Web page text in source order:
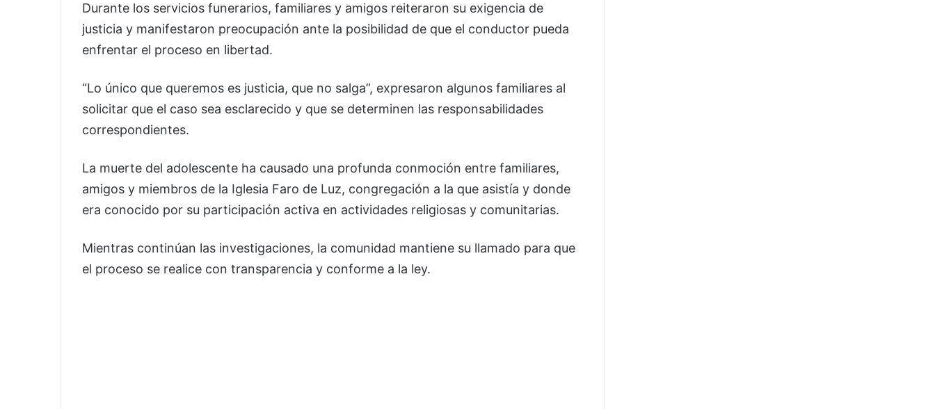
Durante los servicios funerarios, familiares y amigos reiteraron su exigencia de
justicia y manifestaron preocupación ante la posibilidad de que el conductor pueda
enfrentar el proceso en libertad.
“Lo único que queremos es justicia, que no salga”, expresaron algunos familiares al
solicitar que el caso sea esclarecido y que se determinen las responsabilidades
correspondientes.
La muerte del adolescente ha causado una profunda conmoción entre familiares,
amigos y miembros de la Iglesia Faro de Luz, congregación a la que asistía y donde
era conocido por su participación activa en actividades religiosas y comunitarias.
Mientras continúan las investigaciones, la comunidad mantiene su llamado para que
el proceso se realice con transparencia y conforme a la ley.